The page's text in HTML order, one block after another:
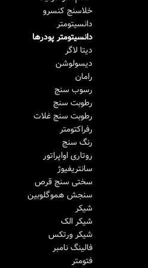
خلاسنج کنسرو
دانسیتومتر
دانسیتومتر پودرها
دیتا لاگر
دیسولوشن
رامان
رسوب سنج
رطوبت سنج
رطوبت سنج غلات
رفراکتومتر
رنگ سنج
روتاری اواپراتور
سانتریفیوژ
سختی سنج قرص
سنجش هموگلوبین
شیکر
شیکر الک
شیکر ورتکس
فالینگ نامبر
فتومتر